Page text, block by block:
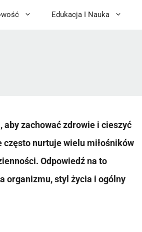
Edukacja I Nauka
zachować zdrowie i cieszyć
często nurtuje wielu miłośników
Odpowiedź na to
organizmu, styl życia i ogólny